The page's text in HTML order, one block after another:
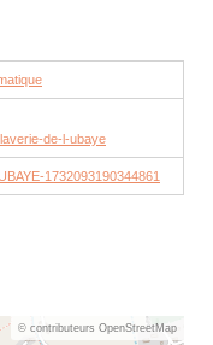
de-l-ubaye
1732093190344861
© contributeurs OpenStreetMap